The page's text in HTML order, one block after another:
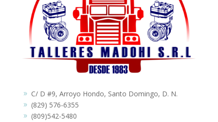
9 C/ D #9, Arroyo Hondo, Santo Domingo, D. N.
9 (829) 576-6355
9 (809)542-5480